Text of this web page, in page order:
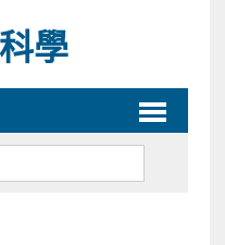
學